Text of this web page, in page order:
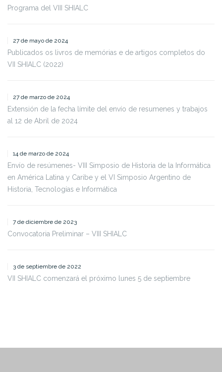
Programa del VIII SHIALC
27 de mayo de 2024
Publicados os livros de memórias e de artigos completos do
VII SHIALC (2022)
27 de marzo de 2024
Extensión de la fecha límite del envío de resumenes y trabajos
al 12 de Abril de 2024
14 de marzo de 2024
Envío de resúmenes- VIII Simposio de Historia de la Informática
en América Latina y Caribe y el VI Simposio Argentino de
Historia, Tecnologías e Informática
7 de diciembre de 2023
Convocatoria Preliminar – VIII SHIALC
3 de septiembre de 2022
VII SHIALC comenzará el próximo lunes 5 de septiembre